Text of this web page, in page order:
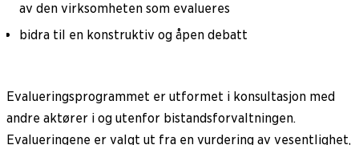
av den virksomheten som evalueres
bidra til en konstruktiv og åpen debatt
Evalueringsprogrammet er utformet i konsultasjon med
andre aktører i og utenfor bistandsforvaltningen.
Evalueringene er valgt ut fra en vurdering av vesentlighet,